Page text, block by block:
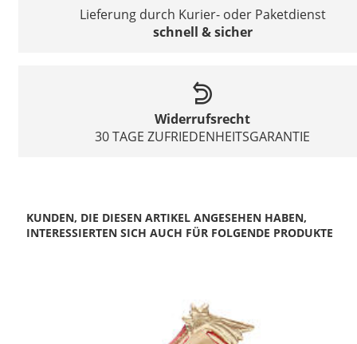
Lieferung durch Kurier- oder Paketdienst
schnell & sicher
Widerrufsrecht
30 TAGE ZUFRIEDENHEITSGARANTIE
KUNDEN, DIE DIESEN ARTIKEL ANGESEHEN HABEN,
INTERESSIERTEN SICH AUCH FÜR FOLGENDE PRODUKTE